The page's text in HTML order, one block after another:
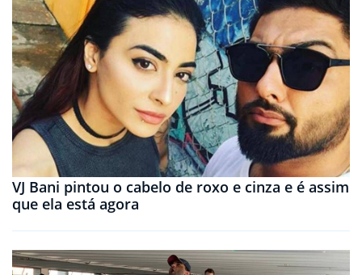
VJ Bani pintou o cabelo de roxo e cinza e é assim
que ela está agora